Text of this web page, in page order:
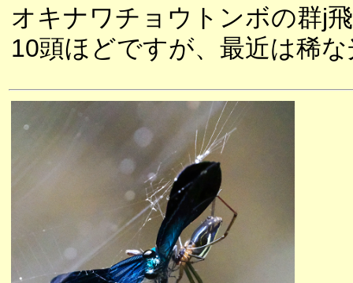
オキナワチョウトンボの群j
10頭ほどですが、最近は稀